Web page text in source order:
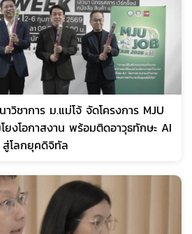
วิชาการ ม.แม่โจ้ จัดโครงการ MJU
ยงโอกาสงาน พร้อมติดอาวุธทักษะ AI
สู่โลกยุคดิจิทัล